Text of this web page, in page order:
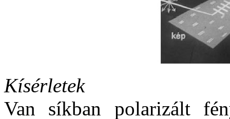
Kísérletek
Van síkban polarizált